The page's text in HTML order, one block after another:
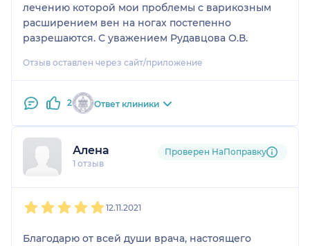
лечению которой мои проблемы с варикозным
расширением вен на ногах постепенно
разрешаются. С уважением Рудавцова О.В.
Отзыв оставлен через сайт/приложение
2 Ответ клиники
Алена
1 отзыв
Проверен НаПоправку
12.11.2021
Благодарю от всей души врача, настоящего